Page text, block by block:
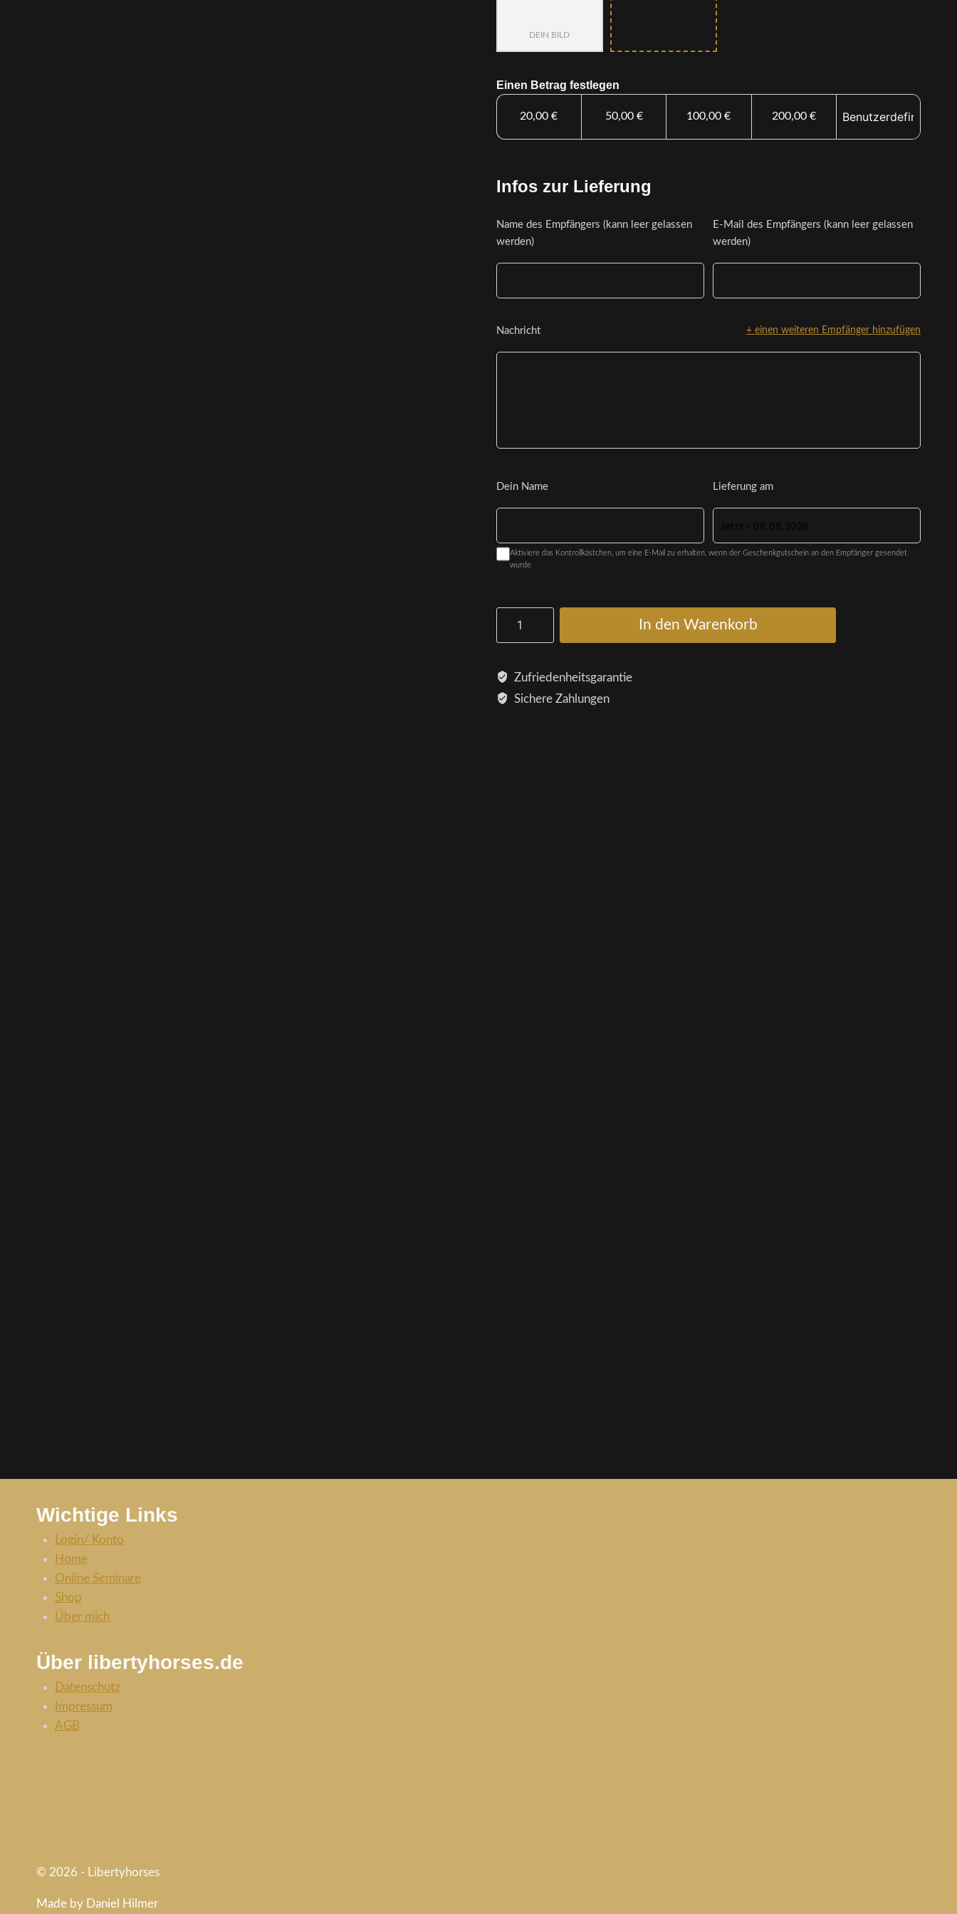
DEIN BILD
Einen Betrag festlegen
20,00€ 50,00 € 100,00€ 200,00 €
Infos zur Lieferung
Name des Empfängers (kann leer gelassen
werden)
E-Mail des Empfängers (kann leer gelassen
werden)
+ einen weiteren Empfänger hinzufügen
Nachricht
Lieferung am
Dein Name
Aktiviere das Kontrollkästchen, um eine E-Mail zu erhalten, wenn der Geschenkgutschein an den Empfänger gesendet
wurde
In den Warenkorb
Zufriedenheitsgarantie
Sichere Zahlungen
Wichtige Links
Login/ Konto
Home
Online Seminare
Shop
Über mich
Über libertyhorses.de
Datenschutz
Impressum
AGB
© 2026 - Libertyhorses
Made by Daniel Hilmer